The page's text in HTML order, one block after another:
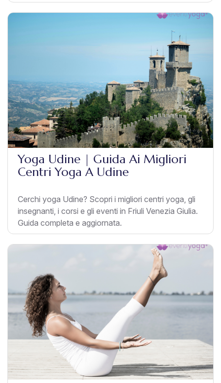
Yoga Udine | Guida Ai Migliori
Centri Yoga A Udine
Cerchi yoga Udine? Scopri i migliori centri yoga, gli
insegnanti, i corsi e gli eventi in Friuli Venezia Giulia.
Guida completa e aggiornata.